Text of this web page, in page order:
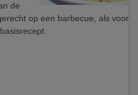
de
op een barbecue, als